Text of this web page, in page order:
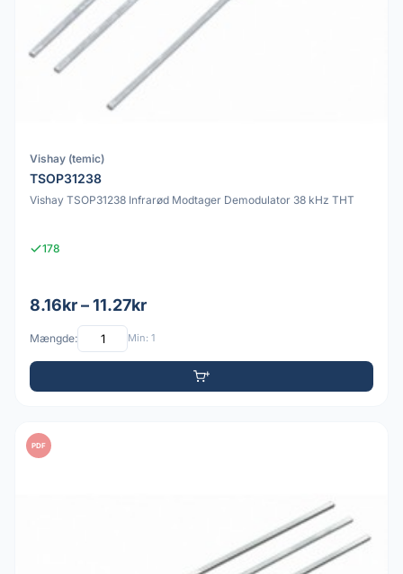
Vishay (temic)
TSOP31238
Vishay TSOP31238 Infrarød Modtager Demodulator 38 kHz THT
178
8.16kr – 11.27kr
Mængde: Min: 1
PDF